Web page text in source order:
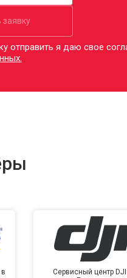
заявку
отправить я даю свое
Сервисный центр DJI